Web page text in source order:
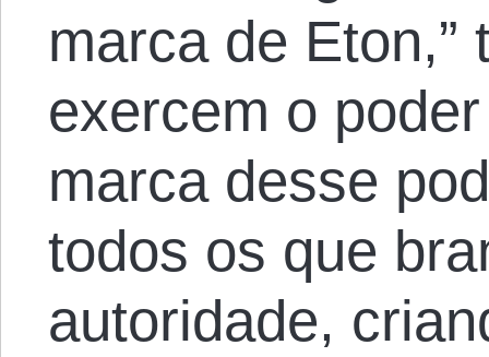
marca de Eton,”
exercem o
marca desse
todos os que
autoridade,